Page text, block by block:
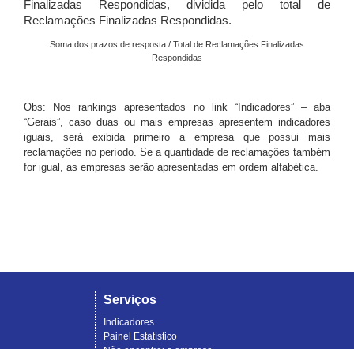
Finalizadas Respondidas, dividida pelo total de
Reclamações Finalizadas Respondidas.
Soma dos prazos de resposta / Total de Reclamações Finalizadas
Respondidas
Obs: Nos rankings apresentados no link “Indicadores” – aba
“Gerais”, caso duas ou mais empresas apresentem indicadores
iguais, será exibida primeiro a empresa que possui mais
reclamações no período. Se a quantidade de reclamações também
for igual, as empresas serão apresentadas em ordem alfabética.
Serviços
Indicadores
Painel Estatístico